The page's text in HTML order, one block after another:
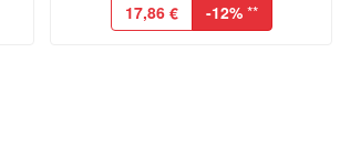
17,86 € -12%**